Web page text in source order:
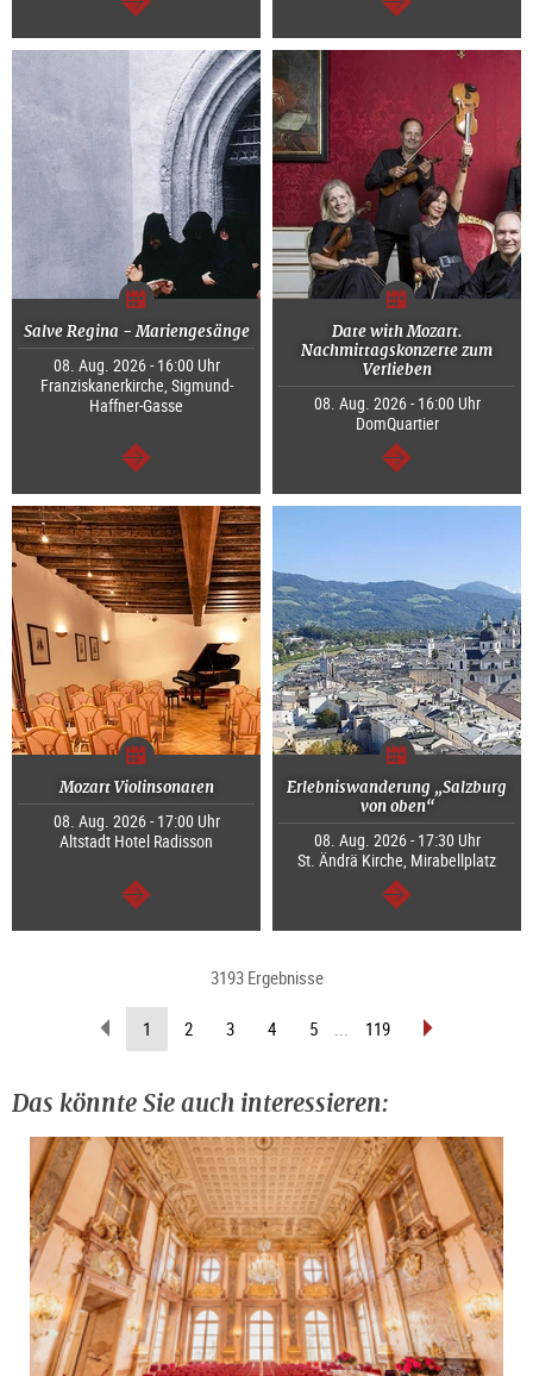
weiter weiter
Salve Regina - Mariengesänge
08. Aug. 2026 - 16:00 Uhr
Franziskanerkirche, Sigmund-
Haffner-Gasse
weiter
Date with Mozart.
Nachmittagskonzerte zum
Verlieben
08. Aug. 2026 - 16:00 Uhr
DomQuartier
weiter
Mozart Violinsonaten
08. Aug. 2026 - 17:00 Uhr
Altstadt Hotel Radisson
weiter
Erlebniswanderung „Salzburg
von oben“
08. Aug. 2026 - 17:30 Uhr
St. Ändrä Kirche, Mirabellplatz
weiter
3193 Ergebnisse
zurückblättern
1 (aktuelle
Seite)
2 3 4 5 ... 119 vorblättern
Das könnte Sie auch interessieren: